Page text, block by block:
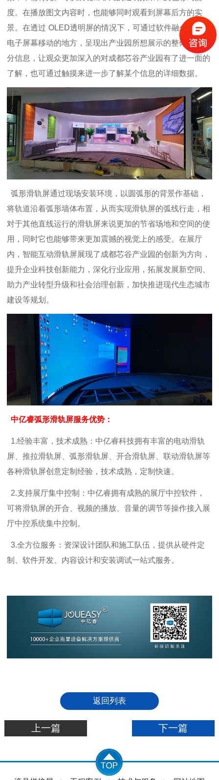
度。在播放图文内容时，也能够同时观看到屏幕后方的实
景。在透过 OLED透明屏的情况下，可通过软件融合，实现
电子屏幕移动的地方，呈现出产业园所想展示的整体或者部
分信息，让观众更加深入的对成都芯谷产业园有了进一面的
了解，也可通过触摸来进一步了解某个信息的详细数据。
弧形滑轨屏通过现场安装环境，以圆弧形的背景作基础，
将轨道沿着弧形墙体布置，从而实现滑轨屏的弧线行走，相
对于其他直线运行的滑轨屏来说更加的节省场地和空间的使
用，同时它也能够带来更加震撼的视觉上的感受。在展厅
内，智能互动滑轨屏展现了成都芯谷产业园的创新为方向，
提升企业科技创新能力，深化行业应用，拓展发展新空间、
助力产业转型升级和社会治理创新，加快推进现代生态城市
建设等规划。
中亿睿弧形滑轨屏服务优势：
1.经验丰富，技术成熟： 中亿睿科技拥有丰富的电动滑轨
屏、推拉滑轨屏、弧形滑轨屏、开合滑轨屏、联动滑轨屏等
各种滑轨屏创意定制经验，技术成熟，定制快速。
2.支持展厅集中控制： 中亿睿拥有成熟的展厅中控软件，
可将滑轨屏的开合、视频的播放、音量的调节等操作接入展
厅中控系统集中控制。
3.全方位服务：资深设计团队和施工队伍，提供从硬件定
制、软件开发、内容设计和安装调试一站式服务。
返回列表
上一篇 下一篇